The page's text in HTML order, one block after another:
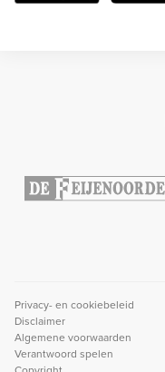
Privacy- en cookiebeleid
Disclaimer
Algemene voorwaarden
Verantwoord spelen